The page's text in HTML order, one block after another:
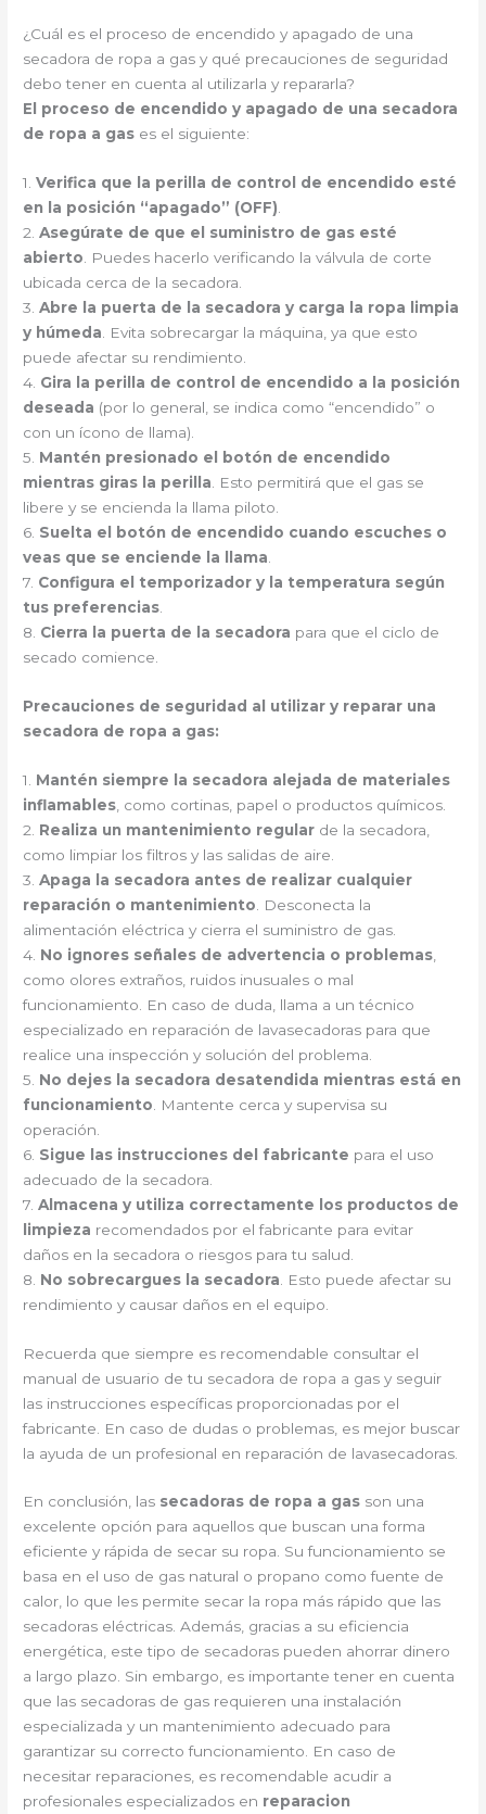
¿Cuál es el proceso de encendido y apagado de una
secadora de ropa a gas y qué precauciones de seguridad
debo tener en cuenta al utilizarla y repararla?
El proceso de encendido y apagado de una secadora
de ropa a gas es el siguiente:
1.Verifica que la perilla de control de encendido esté
en la posición “apagado” (OFF)
2.Asegúrate de que el suministro de gas esté
abierto . Puedes hacerlo verificando la válvula de corte
ubicada cerca de la secadora.
3.Abre la puerta de la secadora y carga la ropa limpia
y húmeda . Evita sobrecargar la máquina, ya que esto
puede afectar su rendimiento.
4. Gira la perilla de control de encendido a la posición
deseada (por lo general, se indica como “encendido” o
con un ícono de llama).
5. Mantén presionado el botón de encendido
mientras giras la perilla . Esto permitirá que el gas se
libere y se encienda la llama piloto.
6. Suelta el botón de encendido cuando escuches o
veas que se enciende la llama
7. Configura el temporizador y la temperatura según
tus preferencias
8. Cierra la puerta de la secadora para que el ciclo de
secado comience.
Precauciones de seguridad al utilizar y reparar una
secadora de ropa a gas:
1. Mantén siempre la secadora alejada de materiales
inflamables , como cortinas, papel o productos químicos.
2. Realiza un mantenimiento regular de la secadora,
como limpiar los filtros y las salidas de aire.
3.Apaga la secadora antes de realizar cualquier
reparación o mantenimiento . Desconecta la
alimentación eléctrica y cierra el suministro de gas.
4. No ignores señales de advertencia o problemas
como olores extraños, ruidos inusuales o mal
funcionamiento. En caso de duda, llama a un técnico
especializado en reparación de lavasecadoras para que
realice una inspección y solución del problema.
5. No dejes la secadora desatendida mientras está en
funcionamiento . Mantente cerca y supervisa su
operación.
6. Sigue las instrucciones del fabricante para el uso
adecuado de la secadora.
7.Almacena y utiliza correctamente los productos de
limpieza recomendados por el fabricante para evitar
daños en la secadora o riesgos para tu salud.
8. No sobrecargues la secadora . Esto puede afectar su
rendimiento y causar daños en el equipo.
Recuerda que siempre es recomendable consultar el
manual de usuario de tu secadora de ropa a gas y seguir
las instrucciones específicas proporcionadas por el
fabricante. En caso de dudas o problemas, es mejor buscar
la ayuda de un profesional en reparación de lavasecadoras.
En conclusión, las secadoras de ropa a gas son una
excelente opción para aquellos que buscan una forma
eficiente y rápida de secar su ropa. Su funcionamiento se
basa en el uso de gas natural o propano como fuente de
calor, lo que les permite secar la ropa más rápido que las
secadoras eléctricas. Además, gracias a su eficiencia
energética, este tipo de secadoras pueden ahorrar dinero
a largo plazo. Sin embargo, es importante tener en cuenta
que las secadoras de gas requieren una instalación
especializada y un mantenimiento adecuado para
garantizar su correcto funcionamiento. En caso de
necesitar reparaciones, es recomendable acudir a
profesionales especializados en reparacion